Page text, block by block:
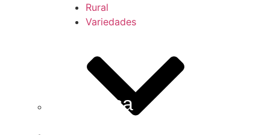
Sua Casa
Rural
Variedades